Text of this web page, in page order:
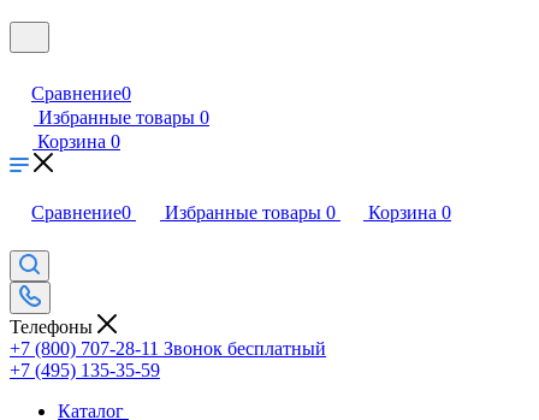
Сравнение0
Избранные товары
Корзина
Телефоны
+7 (800) 707-28-11